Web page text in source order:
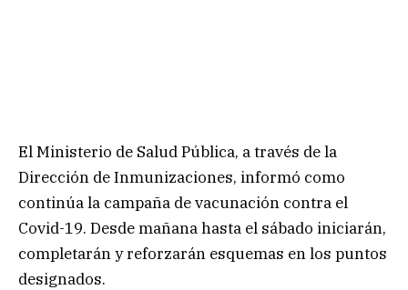
El Ministerio de Salud Pública, a través de la
Dirección de Inmunizaciones, informó como
continúa la campaña de vacunación contra el
Covid-19. Desde mañana hasta el sábado iniciarán,
completarán y reforzarán esquemas en los puntos
designados.